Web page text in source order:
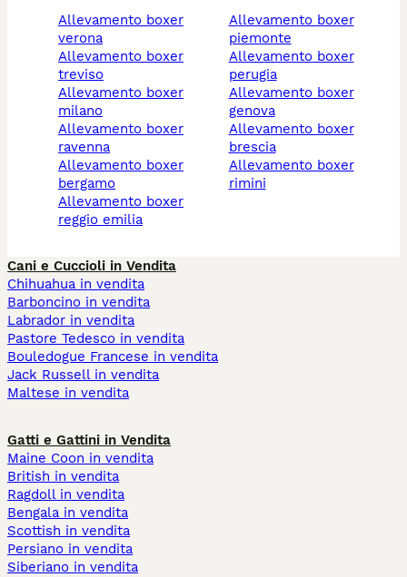
allevamento boxer
verona
allevamento boxer
treviso
allevamento boxer
milano
allevamento boxer
ravenna
allevamento boxer
bergamo
allevamento boxer
reggio emilia
allevamento boxer
piemonte
allevamento boxer
perugia
allevamento boxer
genova
allevamento boxer
brescia
allevamento boxer
rimini
Cani e Cuccioli in Vendita
Chihuahua in vendita
Barboncino in vendita
Labrador in vendita
Pastore Tedesco in vendita
Bouledogue Francese in vendita
Jack Russell in vendita
Maltese in vendita
Gatti e Gattini in Vendita
Maine Coon in vendita
British in vendita
Ragdoll in vendita
Bengala in vendita
Scottish in vendita
Persiano in vendita
Siberiano in vendita